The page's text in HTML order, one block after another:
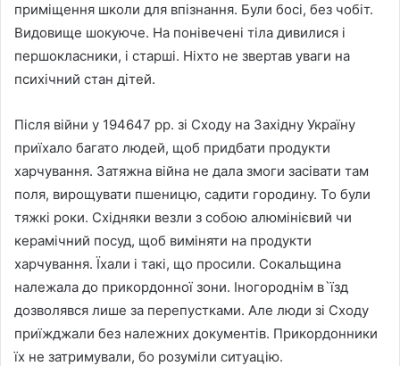
приміщення школи для впізнання. Були босі, без чобіт.
Видовище шокуюче. На понівечені тіла дивилися і
першокласники, і старші. Ніхто не звертав уваги на
психічний стан дітей.
Після війни у 194647 рр. зі Сходу на Західну Україну
приїхало багато людей, щоб придбати продукти
харчування. Затяжна війна не дала змоги засівати там
поля, вирощувати пшеницю, садити городину. То були
тяжкі роки. Східняки везли з собою алюмінієвий чи
керамічний посуд, щоб виміняти на продукти
харчування. Їхали і такі, що просили. Сокальщина
належала до прикордонної зони. Іногороднім в`їзд
дозволявся лише за перепустками. Але люди зі Сходу
приїжджали без належних документів. Прикордонники
їх не затримували, бо розуміли ситуацію.